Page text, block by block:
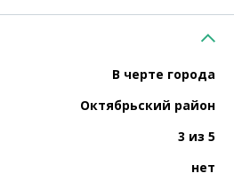
В черте города
Октябрьский район
3 из 5
нет